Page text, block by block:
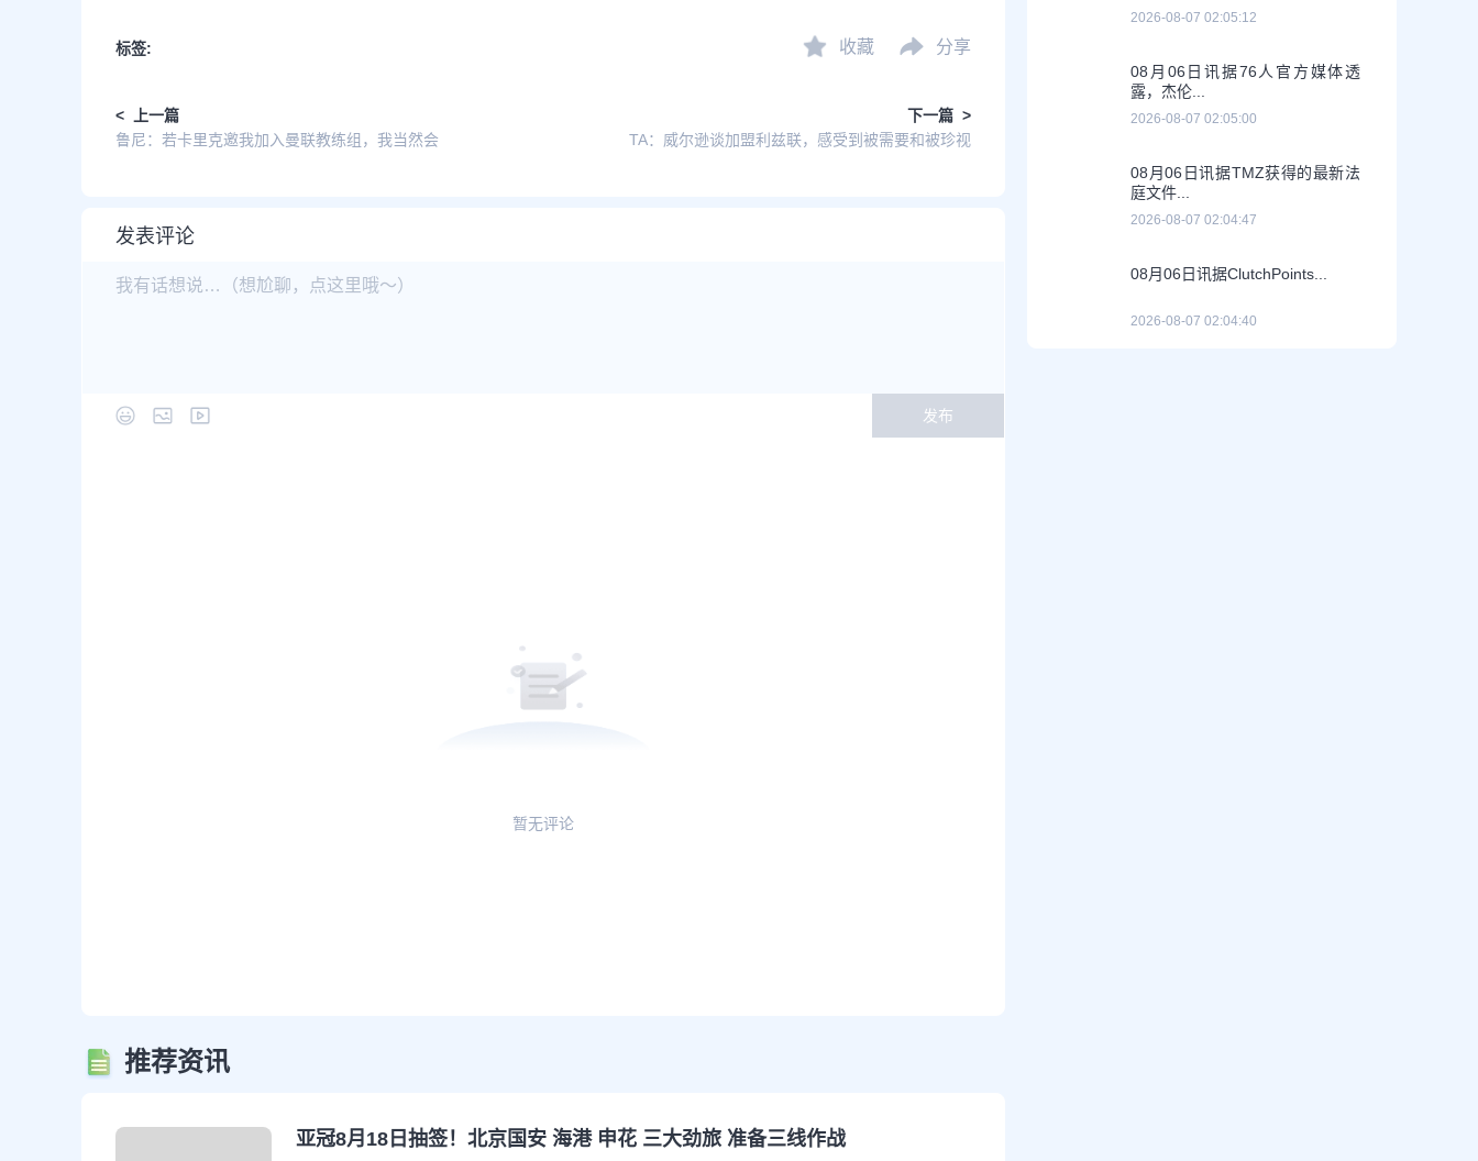
标签: 收藏 分享
< 上一篇
鲁尼：若卡里克邀我加入曼联教练组，我当然会
下一篇 >
TA：威尔逊谈加盟利兹联，感受到被需要和被珍视
发表评论
发布
暂无评论
推荐资讯
亚冠8月18日抽签！北京国安 海港 申花 三大劲旅 准备三线作战
2026-08-07 02:05:12
08月06日讯据76人官方媒体透
露，杰伦...
2026-08-07 02:05:00
08月06日讯据TMZ获得的最新法
庭文件...
2026-08-07 02:04:47
08月06日讯据ClutchPoints...
2026-08-07 02:04:40